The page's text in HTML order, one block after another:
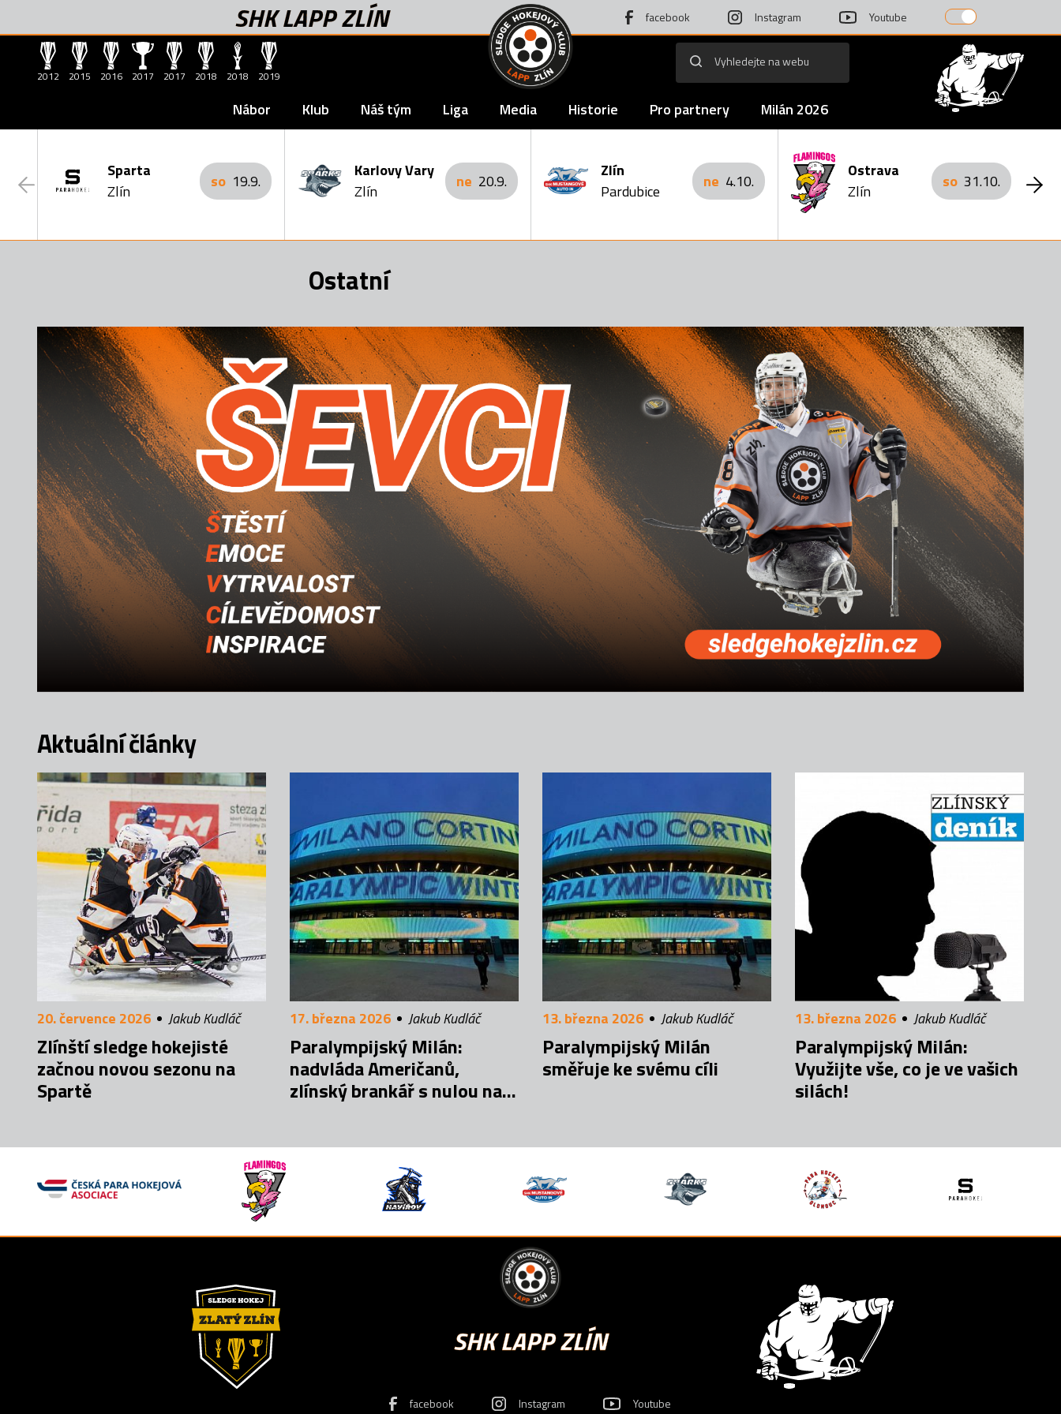
SHK LAPP ZLÍN facebook Instagram Youtube
2012 2015 2016 2017 2017 2018 2018 2019
Nábor Klub Náš tým Liga Media Historie Pro partnery Milán 2026
Sparta
Zlín
so 19.9.
Karlovy Vary
Zlín
ne 20.9.
Zlín
Pardubice
ne 4.10.
Ostrava
Zlín
so 31.10.
Ostatní
Aktuální články
20. července 2026 Jakub Kudláč
Zlínští sledge hokejisté
začnou novou sezonu na
Spartě
17. března 2026 Jakub Kudláč
Paralympijský Milán:
nadvláda Američanů,
zlínský brankář s nulou na
13. března 2026 Jakub Kudláč
Paralympijský Milán
směřuje ke svému cíli
13. března 2026 Jakub Kudláč
Paralympijský Milán:
Využijte vše, co je ve vašich
silách!
SHK LAPP ZLÍN
facebook Instagram Youtube